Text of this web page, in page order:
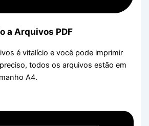
a Arquivos PDF
é vitalício e você pode imprimir
todos os arquivos estão em
A4.